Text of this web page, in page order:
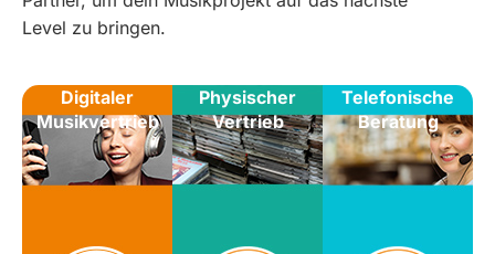
Level zu bringen.
Digitaler
Musikvertrieb
Physischer
Vertrieb
Telefonische
Beratung